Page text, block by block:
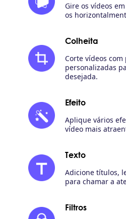
Gire os vídeos
os
Colheita
Corte vídeos com
personalizadas
desejada.
Efeito
Aplique vários
vídeo mais
Texto
Adicione títulos,
para chamar a
Filtros